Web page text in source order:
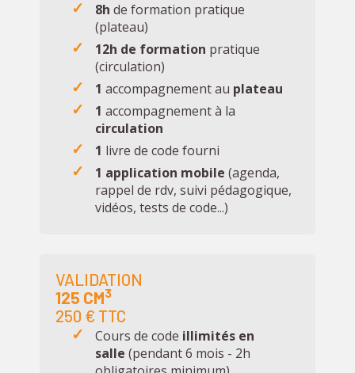
8h de formation pratique
(plateau)
12h de formation pratique
(circulation)
1 accompagnement au plateau
1 accompagnement à la
circulation
1 livre de code fourni
1 application mobile (agenda,
rappel de rdv, suivi pédagogique,
vidéos, tests de code...)
VALIDATION
125 CM3
250 € TTC
Cours de code illimités en
salle (pendant 6 mois - 2h